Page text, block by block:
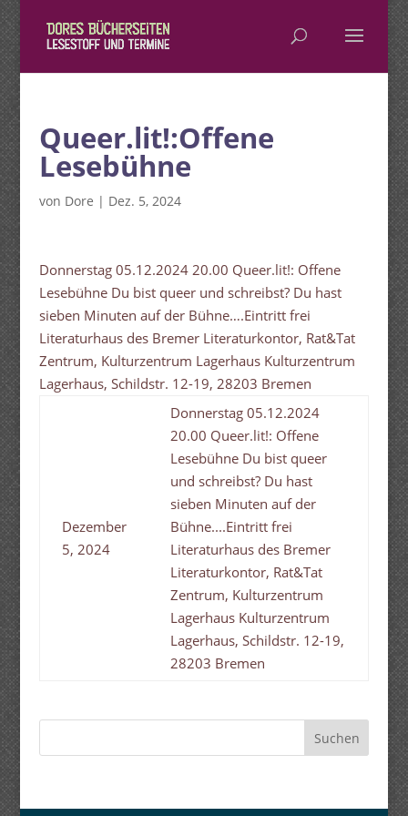
Queer.lit!:Offene
Lesebühne
von Dore | Dez. 5, 2024
Donnerstag 05.12.2024 20.00 Queer.lit!: Offene
Lesebühne Du bist queer und schreibst? Du hast
sieben Minuten auf der Bühne….Eintritt frei
Literaturhaus des Bremer Literaturkontor, Rat&Tat
Zentrum, Kulturzentrum Lagerhaus Kulturzentrum
Lagerhaus, Schildstr. 12-19, 28203 Bremen
Dezember
5, 2024
Donnerstag 05.12.2024
20.00 Queer.lit!: Offene
Lesebühne Du bist queer
und schreibst? Du hast
sieben Minuten auf der
Bühne....Eintritt frei
Literaturhaus des Bremer
Literaturkontor, Rat&Tat
Zentrum, Kulturzentrum
Lagerhaus Kulturzentrum
Lagerhaus, Schildstr. 12-19,
28203 Bremen
Suchen